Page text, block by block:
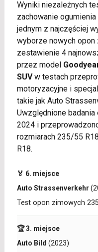
Wyniki niezależnych
zachowanie
jednym z najczęściej
wyborze nowych opon
zestawienie 4
przez model
SUVw testach
motoryzacyjne i
takie jak Auto
Uwzględnione
2024 i
rozmiarach 235/55
R18.
🏅 6. miejsce
Auto Strassenverkehr
Test opon zimowych
🏆 3. miejsce
Auto Bild (2023)